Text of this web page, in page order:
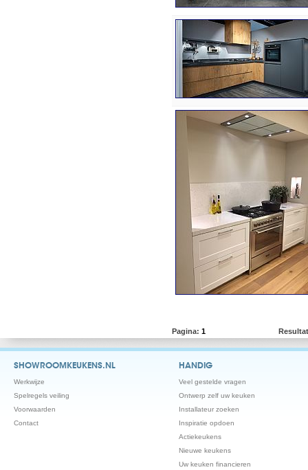
Pagina: 1
SHOWROOMKEUKENS.NL
Werkwijze
Spelregels veiling
Voorwaarden
Contact
HANDIG
Veel gestelde vragen
Ontwerp zelf uw keuken
Installateur zoeken
Inspiratie opdoen
Actiekeukens
Nieuwe keukens
Uw keuken financieren